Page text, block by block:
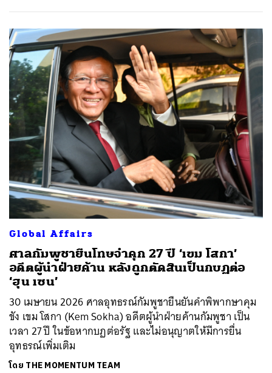
Global Affairs
ศาลกัมพูชายืนโทษจำคุก 27 ปี ‘เขม โสกา’
อดีตผู้นำฝ่ายค้าน หลังถูกตัดสินเป็นกบฏต่อ
‘ฮุน เซน’
30 เมษายน 2026 ศาลอุทธรณ์กัมพูชายืนยันคำพิพากษาคุม
ขัง เขม โสกา (Kem Sokha) อดีตผู้นำฝ่ายค้านกัมพูชา เป็น
เวลา 27 ปี ในข้อหากบฏต่อรัฐ และไม่อนุญาตให้มีการยื่น
อุทธรณ์เพิ่มเติม
โดย THE MOMENTUM TEAM